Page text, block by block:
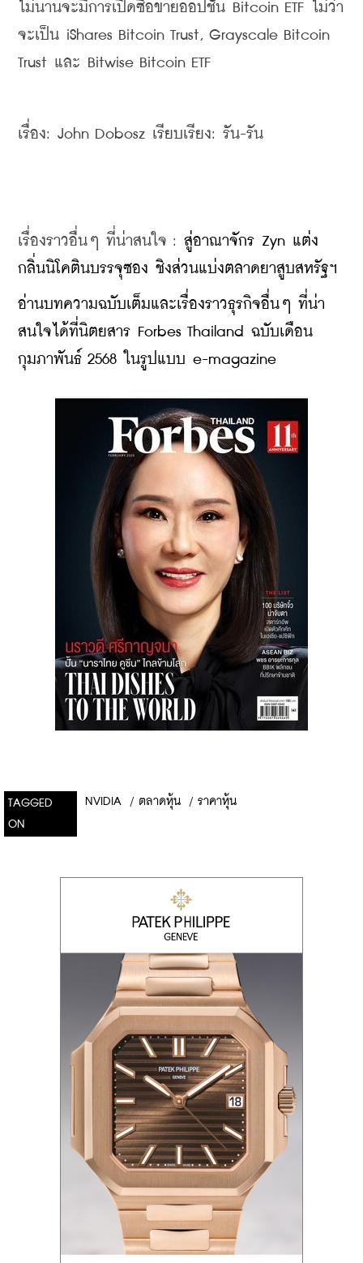
ไม่นานจะมีการเปิดซื้อขายออปชัน Bitcoin ETF ไม่ว่า
จะเป็น iShares Bitcoin Trust, Grayscale Bitcoin
Trust และ Bitwise Bitcoin ETF
เรื่อง: John Dobosz เรียบเรียง: รัน-รัน
เรื่องราวอื่นๆ ที่น่าสนใจ : สู่อาณาจักร Zyn แต่ง
กลิ่นนิโคตินบรรจุซอง ชิงส่วนแบ่งตลาดยาสูบสหรัฐฯ
อ่านบทความฉบับเต็มและเรื่องราวธุรกิจอื่นๆ ที่น่า
สนใจได้ที่นิตยสาร Forbes Thailand ฉบับเดือน
กุมภาพันธ์ 2568 ในรูปแบบ e-magazine
TAGGED
ON
NVIDIA / ตลาดหุ้น / ราคาหุ้น